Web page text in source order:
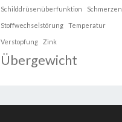
Schilddrüsenüberfunktion Schmerzen
Stoffwechselstörung Temperatur
Verstopfung Zink
Übergewicht